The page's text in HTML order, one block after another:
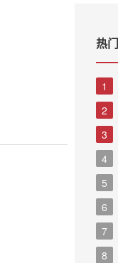
热
1
登
2
信
3
（4
表
5
发
6
（7
发
8